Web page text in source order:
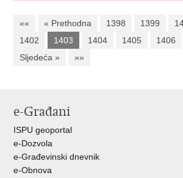
«« « Prethodna 1398 1399
1402
1403 1404 1405 1406
Sljedeća »
»»
e-Građani
ISPU geoportal
e-Dozvola
e-Građevinski dnevnik
e-Obnova